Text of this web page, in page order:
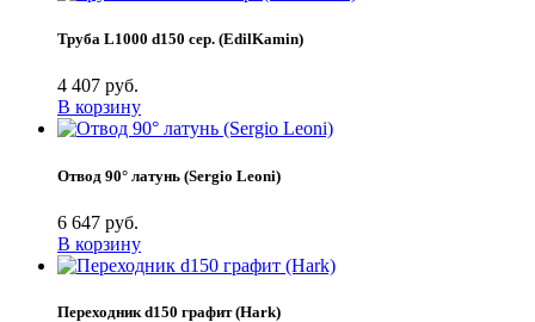
Труба L1000 d150 сер. (EdilKamin)
4 407 руб.
В корзину
Отвод 90° латунь (Sergio Leoni)
6 647 руб.
В корзину
Переходник d150 графит (Hark)